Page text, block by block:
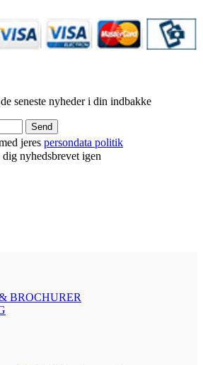
seneste nyheder i din indbakke
Send
jeres persondata politik
nyhedsbrevet igen
BROCHURER